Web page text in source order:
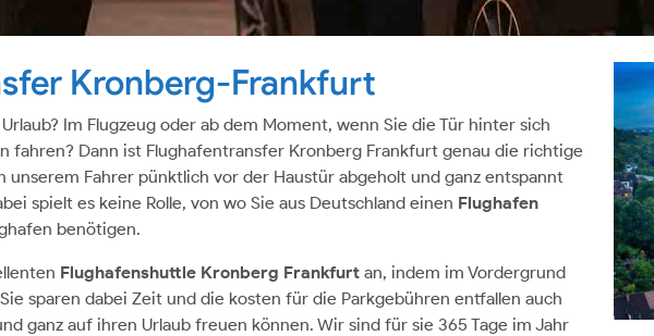
Kronberg-Frankfurt
Im Flugzeug oder ab dem Moment, wenn Sie die Tür hinter sich
fahren? Dann ist Flughafentransfer Kronberg Frankfurt genau die richtige
unserem Fahrer pünktlich vor der Haustür abgeholt und ganz entspannt
spielt es keine Rolle, von wo Sie aus Deutschland einen Flughafen
benötigen.
Flughafenshuttle Kronberg Frankfurt an, indem im Vordergrund
sparen dabei Zeit und die kosten für die Parkgebühren entfallen auch
ganz auf ihren Urlaub freuen können. Wir sind für sie 365 Tage im Jahr